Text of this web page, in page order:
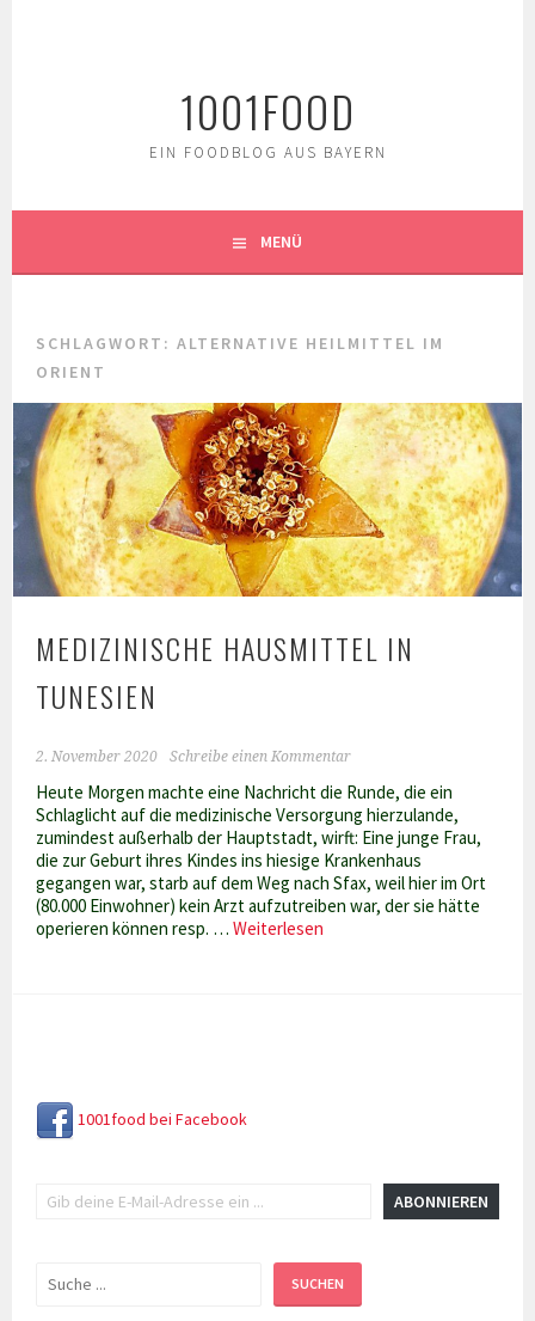
1001FOOD
EIN FOODBLOG AUS BAYERN
MENÜ
SCHLAGWORT:ALTERNATIVE HEILMITTEL IM
ORIENT
MEDIZINISCHE HAUSMITTEL IN
TUNESIEN
2. November 2020 Schreibe einen Kommentar
Heute Morgen machte eine Nachricht die Runde, die ein
Schlaglicht auf die medizinische Versorgung hierzulande,
zumindest außerhalb der Hauptstadt, wirft: Eine junge Frau,
die zur Geburt ihres Kindes ins hiesige Krankenhaus
gegangen war, starb auf dem Weg nach Sfax, weil hier im Ort
(80.000 Einwohner) kein Arzt aufzutreiben war, der sie hätte
operieren können resp. …Weiterlesen
1001food bei Facebook
ABONNIEREN
Suchen SUCHEN